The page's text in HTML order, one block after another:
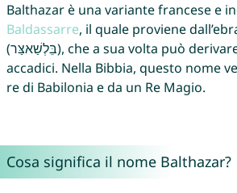
Balthazar è una variante francese e
Baldassarre, il quale proviene
(בֵּלְשַׁאצַּר), che a sua volta può derivare da diversi nomi
accadici. Nella Bibbia, questo nome
re di Babilonia e da un Re Magio.
Cosa significa il nome Balthazar?